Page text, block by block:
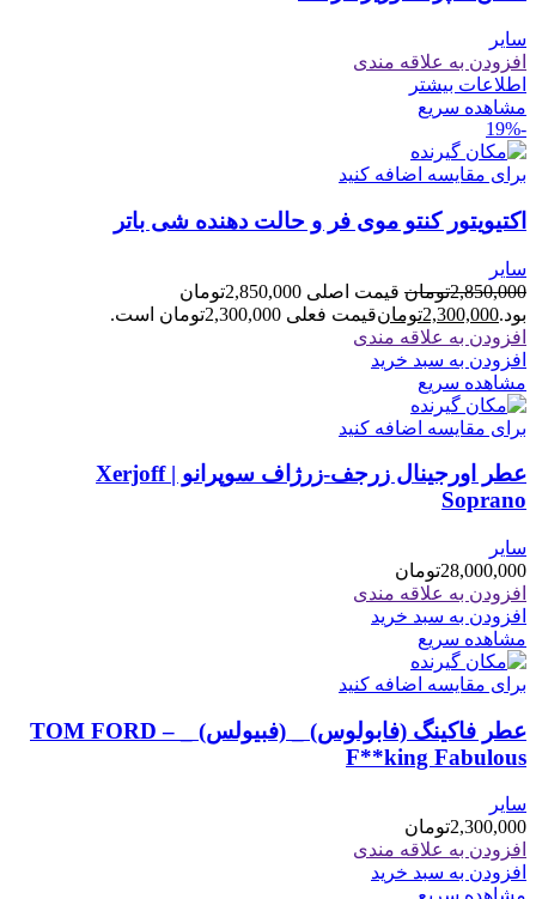
سایر
افزودن به علاقه مندی
اطلاعات بیشتر
مشاهده سریع
-19%
برای مقایسه اضافه کنید
اکتیویتور کنتو موی فر و حالت دهنده شی باتر
سایر
2,850,000تومان
قیمت اصلی 2,850,000تومان
بود.2,300,000تومانقیمت فعلی 2,300,000تومان است.
افزودن به علاقه مندی
افزودن به سبد خرید
مشاهده سریع
برای مقایسه اضافه کنید
عطر اورجینال زرجف-زرژاف سوپرانو | Xerjoff
Soprano
سایر
28,000,000تومان
افزودن به علاقه مندی
افزودن به سبد خرید
مشاهده سریع
برای مقایسه اضافه کنید
عطر فاکینگ (فابولوس) _ (فبیولس) _ TOM FORD –
F**king Fabulous
سایر
2,300,000تومان
افزودن به علاقه مندی
افزودن به سبد خرید